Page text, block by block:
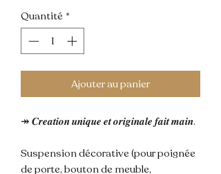
Quantité *
Ajouter au panier
↠ 𝑪𝒓𝒆𝒂𝒕𝒊𝒐𝒏 𝒖𝒏𝒊𝒒𝒖𝒆 𝒆𝒕 𝒐𝒓𝒊𝒈𝒊𝒏𝒂𝒍𝒆 𝒇𝒂𝒊𝒕 𝒎𝒂𝒊𝒏.
Suspension décorative (pour poignée
de porte, bouton de meuble,